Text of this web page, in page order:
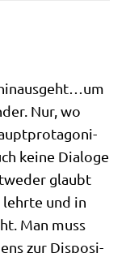
Nur, wo
kei­ne Dia­lo­ge
glaubt
lehr­te und in
Man muss
zur Dis­po­si­